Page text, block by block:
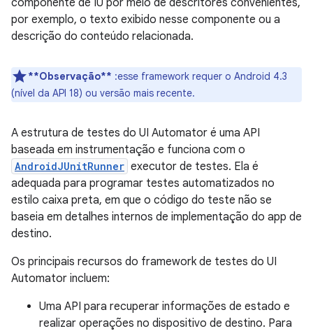
componente de IU por meio de descritores convenientes,
por exemplo, o texto exibido nesse componente ou a
descrição do conteúdo relacionada.
**Observação** :esse framework requer o Android 4.3
(nível da API 18) ou versão mais recente.
A estrutura de testes do UI Automator é uma API
baseada em instrumentação e funciona com o
AndroidJUnitRunner executor de testes. Ela é
adequada para programar testes automatizados no
estilo caixa preta, em que o código do teste não se
baseia em detalhes internos de implementação do app de
destino.
Os principais recursos do framework de testes do UI
Automator incluem:
Uma API para recuperar informações de estado e
realizar operações no dispositivo de destino. Para